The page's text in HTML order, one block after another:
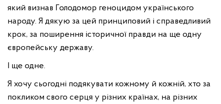
який визнав Голодомор геноцидом українського
народу. Я дякую за цей принциповий і справедливий
крок, за поширення історичної правди на ще одну
європейську державу.
І ще одне.
Я хочу сьогодні подякувати кожному й кожній, хто за
покликом свого серця у різних країнах, на різних